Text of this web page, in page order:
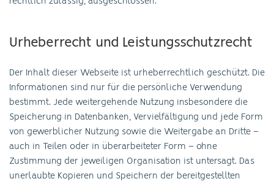
Urheberrecht und Leistungsschutzrecht
Der Inhalt dieser Webseite ist urheberrechtlich geschützt. Die
Informationen sind nur für die persönliche Verwendung
bestimmt. Jede weitergehende Nutzung insbesondere die
Speicherung in Datenbanken, Vervielfältigung und jede Form
von gewerblicher Nutzung sowie die Weitergabe an Dritte –
auch in Teilen oder in überarbeiteter Form – ohne
Zustimmung der jeweiligen Organisation ist untersagt. Das
unerlaubte Kopieren und Speichern der bereitgestellten